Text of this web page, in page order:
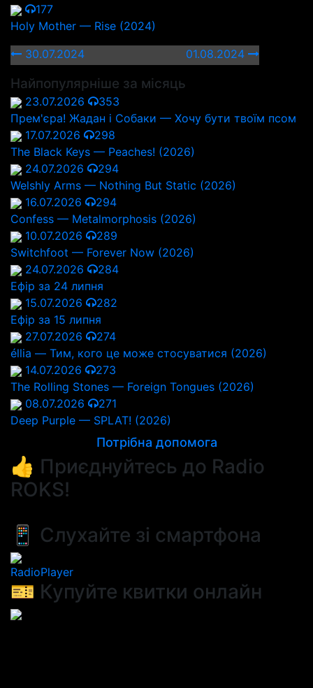
177
Holy Mother — Rise (2024)
30.07.2024
01.08.2024
Найпопулярніше за місяць
23.07.2026
353
Прем'єра! Жадан і Собаки — Хочу бути твоїм псом
17.07.2026
298
The Black Keys — Peaches! (2026)
24.07.2026
294
Welshly Arms — Nothing But Static (2026)
16.07.2026
294
Confess — Metalmorphosis (2026)
10.07.2026
289
Switchfoot — Forever Now (2026)
24.07.2026
284
Ефір за 24 липня
15.07.2026
282
Ефір за 15 липня
27.07.2026
274
éllia — Тим, кого це може стосуватися (2026)
14.07.2026
273
The Rolling Stones — Foreign Tongues (2026)
08.07.2026
271
Deep Purple — SPLAT! (2026)
Потрібна допомога
👍 Приєднуйтесь до Radio
ROKS!
📱 Слухайте зі смартфона
RadioPlayer
🎫 Купуйте квитки онлайн